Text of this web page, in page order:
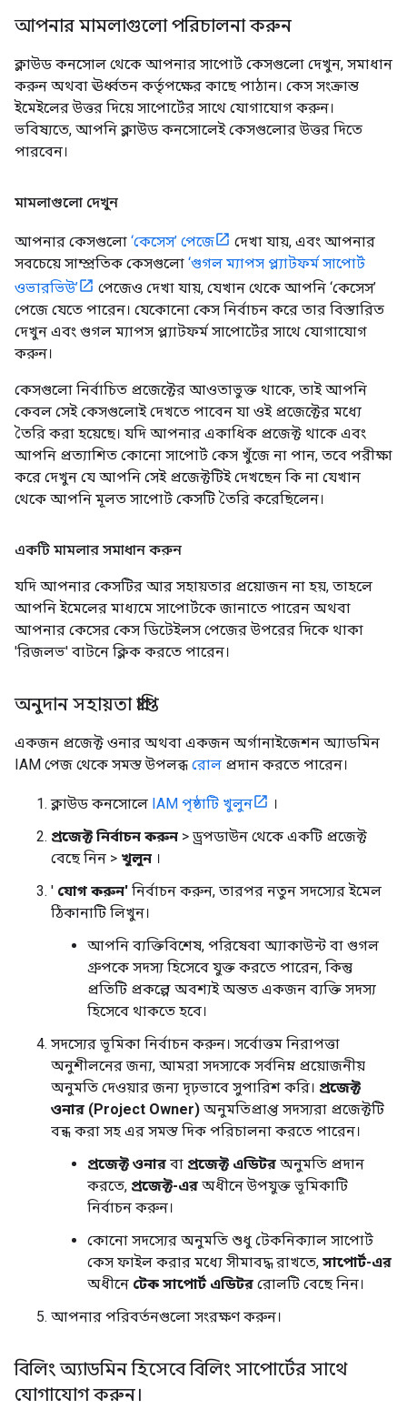
আপনার মামলাগুলো পরিচালনা করুন
ক্লাউড কনসোল থেকে আপনার সাপোর্ট কেসগুলো দেখুন, সমাধান
করুন অথবা ঊর্ধ্বতন কর্তৃপক্ষের কাছে পাঠান। কেস সংক্রান্ত
ইমেইলের উত্তর দিয়ে সাপোর্টের সাথে যোগাযোগ করুন।
ভবিষ্যতে, আপনি ক্লাউড কনসোলেই কেসগুলোর উত্তর দিতে
পারবেন।
মামলাগুলো দেখুন
আপনার কেসগুলো ‘কেসেস’ পেজে
দেখা যায়, এবং আপনার
সবচেয়ে সাম্প্রতিক কেসগুলো ‘গুগল ম্যাপস প্ল্যাটফর্ম সাপোর্ট
ওভারভিউ’
পেজেও দেখা যায়, যেখান থেকে আপনি ‘কেসেস’
পেজে যেতে পারেন। যেকোনো কেস নির্বাচন করে তার বিস্তারিত
দেখুন এবং গুগল ম্যাপস প্ল্যাটফর্ম সাপোর্টের সাথে যোগাযোগ
করুন।
কেসগুলো নির্বাচিত প্রজেক্টের আওতাভুক্ত থাকে, তাই আপনি
কেবল সেই কেসগুলোই দেখতে পাবেন যা ওই প্রজেক্টের মধ্যে
তৈরি করা হয়েছে। যদি আপনার একাধিক প্রজেক্ট থাকে এবং
আপনি প্রত্যাশিত কোনো সাপোর্ট কেস খুঁজে না পান, তবে পরীক্ষা
করে দেখুন যে আপনি সেই প্রজেক্টটিই দেখছেন কি না যেখান
থেকে আপনি মূলত সাপোর্ট কেসটি তৈরি করেছিলেন।
একটি মামলার সমাধান করুন
যদি আপনার কেসটির আর সহায়তার প্রয়োজন না হয়, তাহলে
আপনি ইমেলের মাধ্যমে সাপোর্টকে জানাতে পারেন অথবা
আপনার কেসের কেস ডিটেইলস পেজের উপরের দিকে থাকা
'রিজলভ' বাটনে ক্লিক করতে পারেন।
অনুদান সহায়তা প্রাপ্তি
একজন প্রজেক্ট ওনার অথবা একজন অর্গানাইজেশন অ্যাডমিন
IAM পেজ থেকে সমস্ত উপলব্ধ রোল প্রদান করতে পারেন।
ক্লাউড কনসোলে IAM পৃষ্ঠাটি খুলুন
।
প্রজেক্ট নির্বাচন করুন > ড্রপডাউন থেকে একটি প্রজেক্ট
বেছে নিন > খুলুন ।
' যোগ করুন' নির্বাচন করুন, তারপর নতুন সদস্যের ইমেল
ঠিকানাটি লিখুন।
আপনি ব্যক্তিবিশেষ, পরিষেবা অ্যাকাউন্ট বা গুগল
গ্রুপকে সদস্য হিসেবে যুক্ত করতে পারেন, কিন্তু
প্রতিটি প্রকল্পে অবশ্যই অন্তত একজন ব্যক্তি সদস্য
হিসেবে থাকতে হবে।
সদস্যের ভূমিকা নির্বাচন করুন। সর্বোত্তম নিরাপত্তা
অনুশীলনের জন্য, আমরা সদস্যকে সর্বনিম্ন প্রয়োজনীয়
অনুমতি দেওয়ার জন্য দৃঢ়ভাবে সুপারিশ করি। প্রজেক্ট
ওনার (Project Owner) অনুমতিপ্রাপ্ত সদস্যরা প্রজেক্টটি
বন্ধ করা সহ এর সমস্ত দিক পরিচালনা করতে পারেন।
প্রজেক্ট ওনার বা প্রজেক্ট এডিটর অনুমতি প্রদান
করতে, প্রজেক্ট-এর অধীনে উপযুক্ত ভূমিকাটি
নির্বাচন করুন।
কোনো সদস্যের অনুমতি শুধু টেকনিক্যাল সাপোর্ট
কেস ফাইল করার মধ্যে সীমাবদ্ধ রাখতে, সাপোর্ট-এর
অধীনে টেক সাপোর্ট এডিটর রোলটি বেছে নিন।
আপনার পরিবর্তনগুলো সংরক্ষণ করুন।
বিলিং অ্যাডমিন হিসেবে বিলিং সাপোর্টের সাথে
যোগাযোগ করুন।